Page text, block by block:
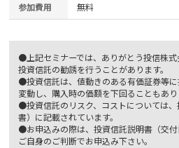
参加費用 無料
●上記セミナーでは、ありがとう投信株
投資信託の勧誘を行うことがあります。
●投資信託は、値動きのある有価証券等
変動し、購入時の価額を下回ることもあり
●投資信託のリスク、コストについては
書）に記載されています。
●お申込みの際は、投資信託説明書（交付
ご自身のご判断でお申込み下さい。